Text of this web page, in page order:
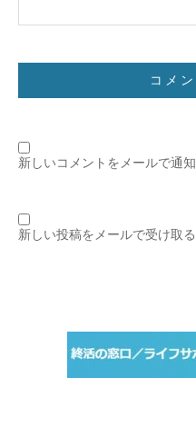
新しいコメントをメールで通知
新しい投稿をメールで受け取る